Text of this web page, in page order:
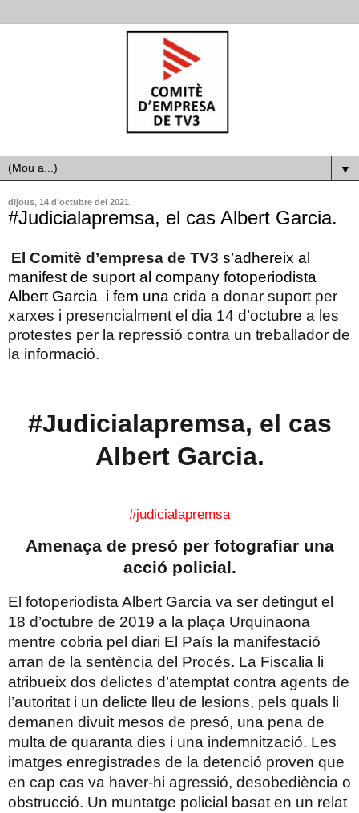
▼
dijous, 14 d’octubre del 2021
#Judicialapremsa, el cas Albert Garcia.
El Comitè d’empresa de TV3 s’adhereix al
manifest de suport al company fotoperiodista
Albert Garcia i fem una crida a donar suport per
xarxes i presencialment el dia 14 d’octubre a les
protestes per la repressió contra un treballador de
la informació.
#Judicialapremsa, el cas
Albert Garcia.
#judicialapremsa
Amenaça de presó per fotografiar una
acció policial.
El fotoperiodista Albert Garcia va ser detingut el
18 d’octubre de 2019 a la plaça Urquinaona
mentre cobria pel diari El País la manifestació
arran de la sentència del Procés. La Fiscalia li
atribueix dos delictes d’atemptat contra agents de
l’autoritat i un delicte lleu de lesions, pels quals li
demanen divuit mesos de presó, una pena de
multa de quaranta dies i una indemnització. Les
imatges enregistrades de la detenció proven que
en cap cas va haver-hi agressió, desobediència o
obstrucció. Un muntatge policial basat en un relat